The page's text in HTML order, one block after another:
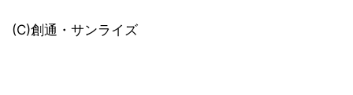
(C)創通・サンライズ